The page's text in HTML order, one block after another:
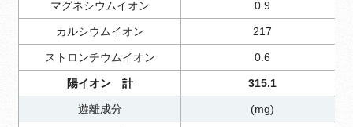
マグネシウムイオン 0.9
カルシウムイオン 217
ストロンチウムイオン 0.6
陽イオン 計 315.1
遊離成分 (mg)